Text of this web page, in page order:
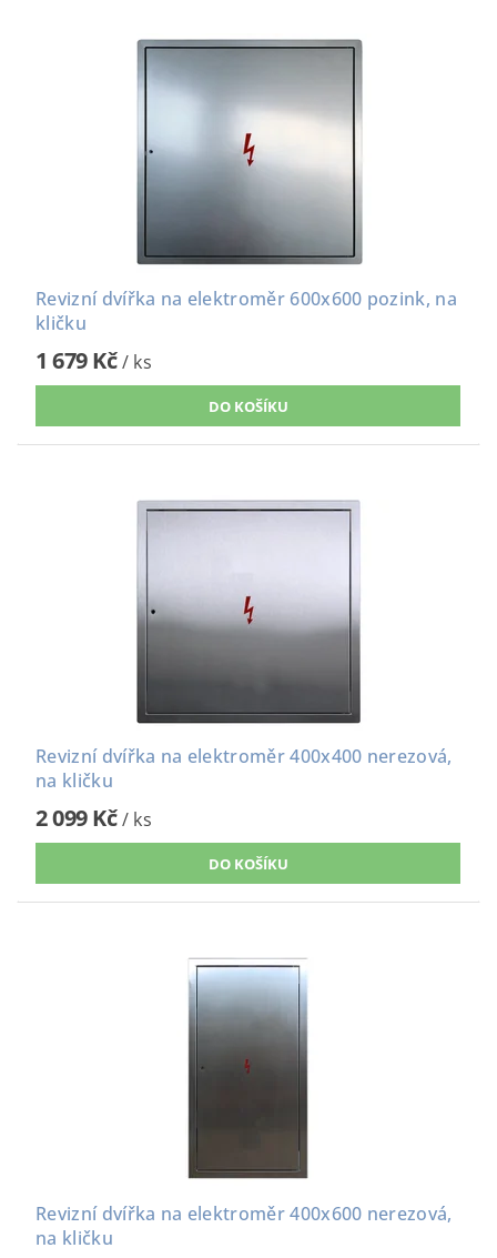
Revizní dvířka na elektroměr 600x600 pozink, na
kličku
1 679 Kč/ ks
Revizní dvířka na elektroměr 400x400 nerezová,
na kličku
2 099 Kč/ ks
Revizní dvířka na elektroměr 400x600 nerezová,
na kličku